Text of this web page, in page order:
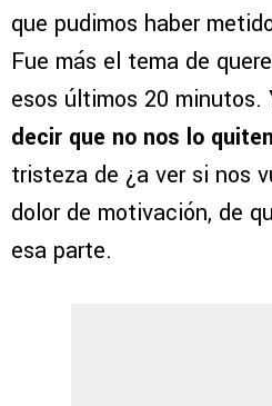
que pudimos haber
Fue más el tema de
esos últimos 20 minutos.
decir que no nos lo
tristeza de ¿a ver si nos
dolor de motivación, de
esa parte.